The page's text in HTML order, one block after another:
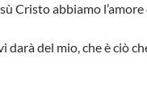
Cristo abbiamo
darà del mio, che è ciò